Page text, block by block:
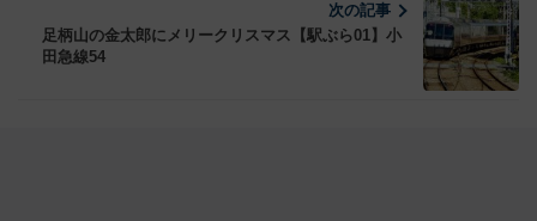
次の記事
足柄山の金太郎にメリークリスマス【駅ぶら01】小
田急線54